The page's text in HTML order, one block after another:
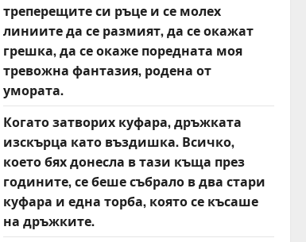
треперещите си ръце и се молех
линиите да се размият, да се окажат
грешка, да се окаже поредната моя
тревожна фантазия, родена от
умората.
Когато затворих куфара, дръжката
изскърца като въздишка. Всичко,
което бях донесла в тази къща през
годините, се беше събрало в два стари
куфара и една торба, която се късаше
на дръжките.